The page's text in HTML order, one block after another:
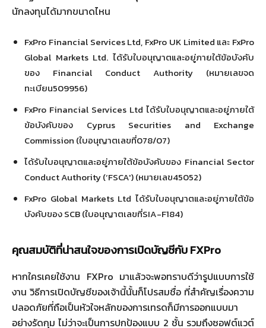
นักลงทุนได้มากขนาดไหน
FxPro Financial Services Ltd, FxPro UK Limited และ FxPro
Global Markets Ltd. ได้รับใบอนุญาตและอยู่ภายใต้ข้อบังคับ
ของ Financial Conduct Authority (หมายเลขจด
ทะเบียน509956)
FxPro Financial Services Ltd ได้รับใบอนุญาตและอยู่ภายใต้
ข้อบังคับของ Cyprus Securities and Exchange
Commission (ใบอนุญาตเลขที่078/07)
ได้รับใบอนุญาตและอยู่ภายใต้ข้อบังคับของ Financial Sector
Conduct Authority (‘FSCA') (หมายเลข45052)
FxPro Global Markets Ltd ได้รับใบอนุญาตและอยู่ภายใต้ข้อ
บังคับของ SCB (ใบอนุญาตเลขที่SIA-F184)
คุณสมบัติที่น่าสนใจของการเปิดบัญชีกับFXPro
หากใครเคยใช้งาน FXPro มาแล้วจะพอทราบดีว่ารูปแบบการใช้
งาน วิธีการเปิดบัญชีของเจ้านี้นั้นก็โปรสมชื่อ ที่สำคัญเรื่องความ
ปลอดภัยที่ถือเป็นหัวใจหลักของการเทรดก็มีการออกแบบมา
อย่างรัดกุม ไม่ว่าจะเป็นการปกป้องแบบ 2 ชั้น รวมถึงซอฟต์แวต์